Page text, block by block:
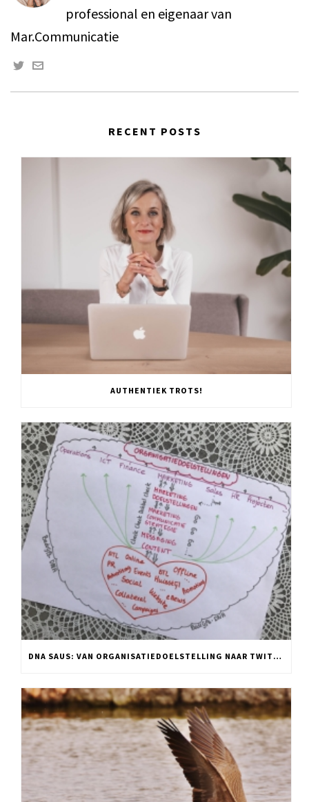
professional en eigenaar van
Mar.Communicatie
RECENT POSTS
AUTHENTIEK TROTS!
DNA SAUS: VAN ORGANISATIEDOELSTELLING NAAR TWITTER POST